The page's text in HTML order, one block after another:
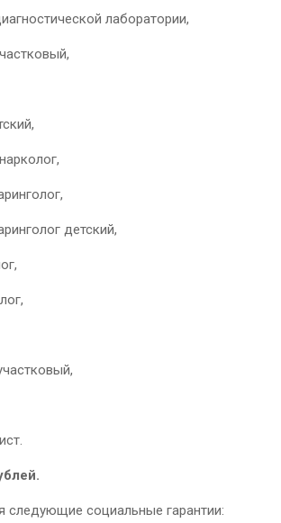
лаборатории,
детский,
следующие социальные гарантии: